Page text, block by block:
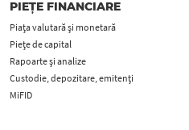
PIEȚE FINANCIARE
Piața valutară și monetară
Piețe de capital
Rapoarte și analize
Custodie, depozitare, emitenți
MiFID